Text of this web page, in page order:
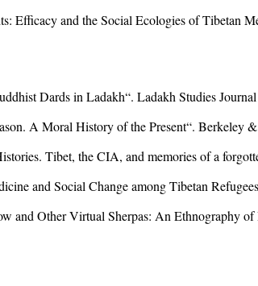
Efficacy and the Social Ecologies of Tibetan
Dards in Ladakh“. Ladakh Studies
A Moral History of the Present“.
Tibet, the CIA, and memories of a
and Social Change among Tibetan
and Other Virtual Sherpas: An Ethnography